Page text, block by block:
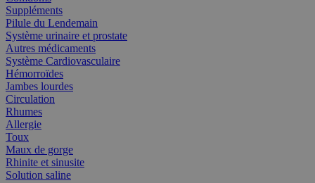
Suppléments
Pilule du Lendemain
Système urinaire et prostate
Autres médicaments
Système Cardiovasculaire
Hémorroïdes
Jambes lourdes
Circulation
Rhumes
Allergie
Toux
Maux de gorge
Rhinite et sinusite
Solution saline